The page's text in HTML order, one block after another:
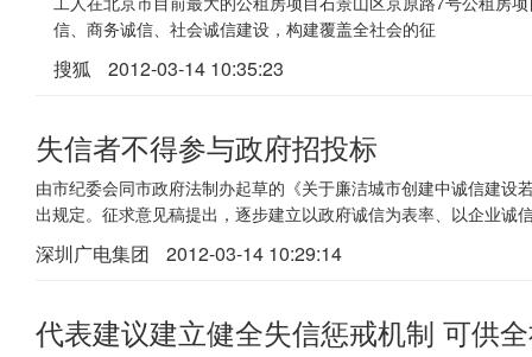
信、商务诚信、社会诚信建设，构建覆盖全社会的征
搜狐 2012-03-14 10:35:23
失信者不得参与政府招投标
由市纪委会同市政府法制办起草的《关于廉洁城市创建中诚信建
出规定。征求意见稿提出，逐步建立以政府诚信为表率、以企业诚
深圳广电集团 2012-03-14 10:29:14
代表建议建立健全失信惩戒机制 可供